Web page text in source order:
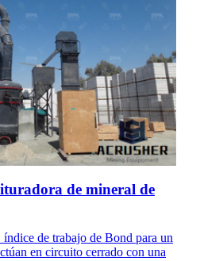
de mineral de
de trabajo de Bond para un
en circuito cerrado con una